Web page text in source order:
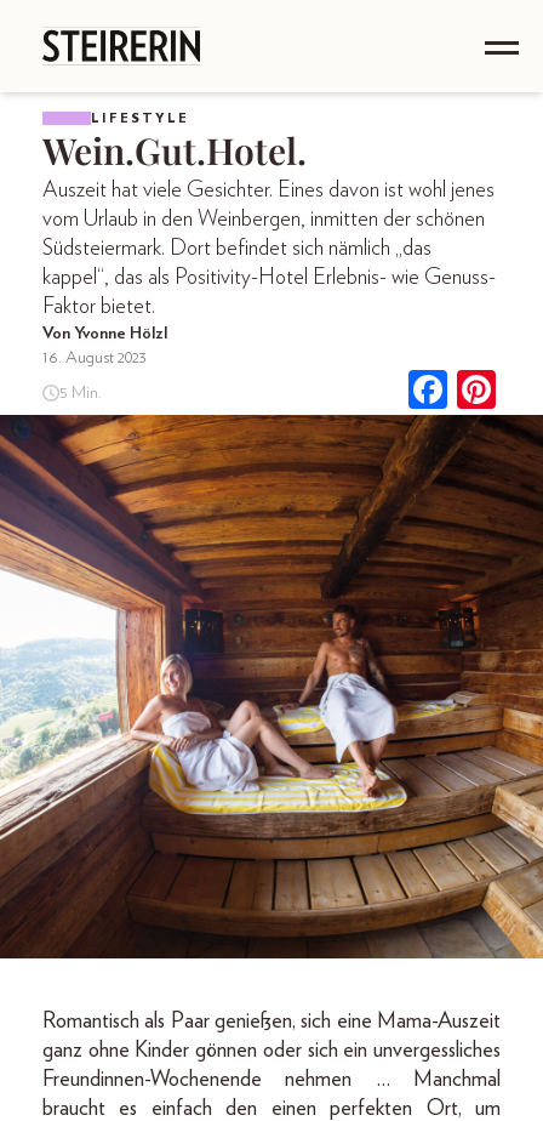
LIFESTYLE
Wein.Gut.Hotel.
Auszeit hat viele Gesichter. Eines davon ist wohl jenes
vom Urlaub in den Weinbergen, inmitten der schönen
Südsteiermark. Dort befindet sich nämlich „das
kappel“, das als Positivity-Hotel Erlebnis- wie Genuss-
Faktor bietet.
Von Yvonne Hölzl
16. August 2023
5 Min.
Romantisch als Paar genießen, sich eine Mama-Auszeit
ganz ohne Kinder gönnen oder sich ein unvergessliches
Freundinnen-Wochenende nehmen … Manchmal
braucht es einfach den einen perfekten Ort, um